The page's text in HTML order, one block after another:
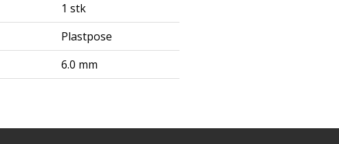
1 stk
Plastpose
6.0 mm